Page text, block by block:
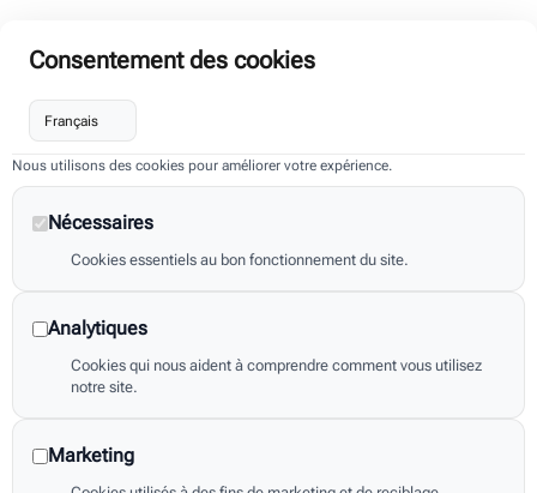
Consentement des cookies
Nous utilisons des cookies pour améliorer votre expérience.
Nécessaires
Cookies essentiels au bon fonctionnement du site.
Analytiques
Cookies qui nous aident à comprendre comment vous utilisez
notre site.
Marketing